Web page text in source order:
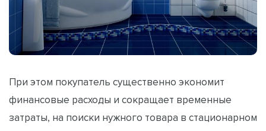
При этом покупатель существенно экономит
финансовые расходы и сокращает временные
затраты, на поиски нужного товара в стационарном